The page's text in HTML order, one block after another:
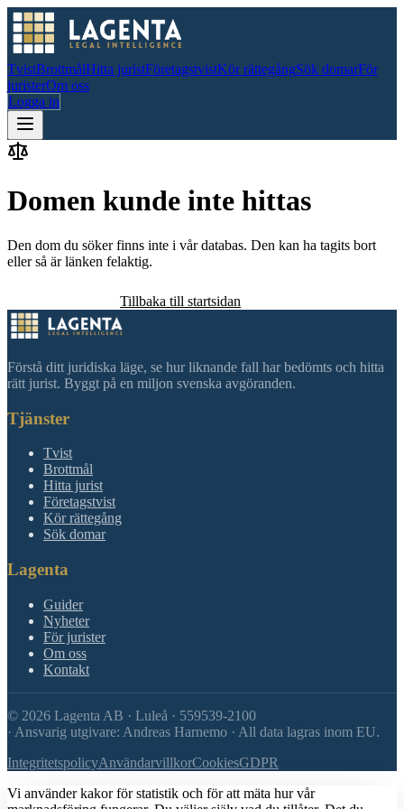
TvistBrottmålHitta juristFöretagstvistKör rättegångSök domarFör
juristerOm oss
Logga in
Domen kunde inte hittas
Den dom du söker finns inte i vår databas. Den kan ha tagits bort
eller så är länken felaktig.
Tillbaka till startsidan
Förstå ditt juridiska läge, se hur liknande fall har bedömts och hitta
rätt jurist. Byggt på en miljon svenska avgöranden.
Tjänster
Tvist
Brottmål
Hitta jurist
Företagstvist
Kör rättegång
Sök domar
Lagenta
Guider
Nyheter
För jurister
Om oss
Kontakt
© 2026 Lagenta AB · Luleå · 559539-2100
· Ansvarig utgivare: Andreas Harnemo · All data lagras inom EU.
IntegritetspolicyAnvändarvillkorCookiesGDPR
Vi använder kakor för statistik och för att mäta hur vår